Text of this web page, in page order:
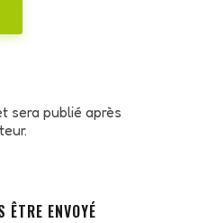
sera publié après
ÊTRE ENVOYÉ